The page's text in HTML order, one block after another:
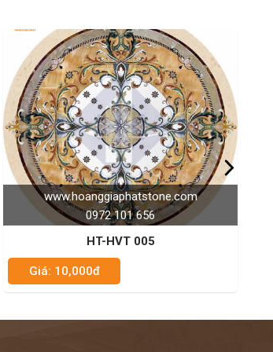
www.hoanggiaphatstone.com
0972 101 656
HT-HVT 030
Giá: 10,000đ